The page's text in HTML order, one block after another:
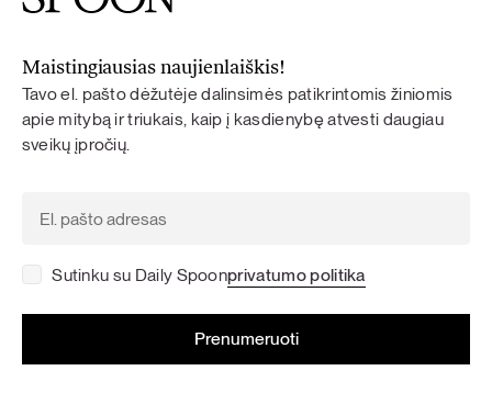
Maistingiausias naujienlaiškis!
Tavo el. pašto dėžutėje dalinsimės patikrintomis žiniomis
apie mitybą ir triukais, kaip į kasdienybę atvesti daugiau
sveikų įpročių.
Sutinku su Daily Spoonprivatumo politika